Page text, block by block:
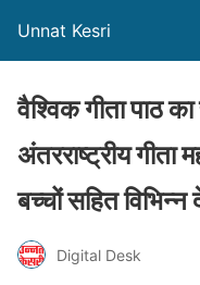
Unnat Kesri
वैश्विक गीता पाठ
अंतरराष्ट्रीय गीता
बच्चों सहित
Digital Desk